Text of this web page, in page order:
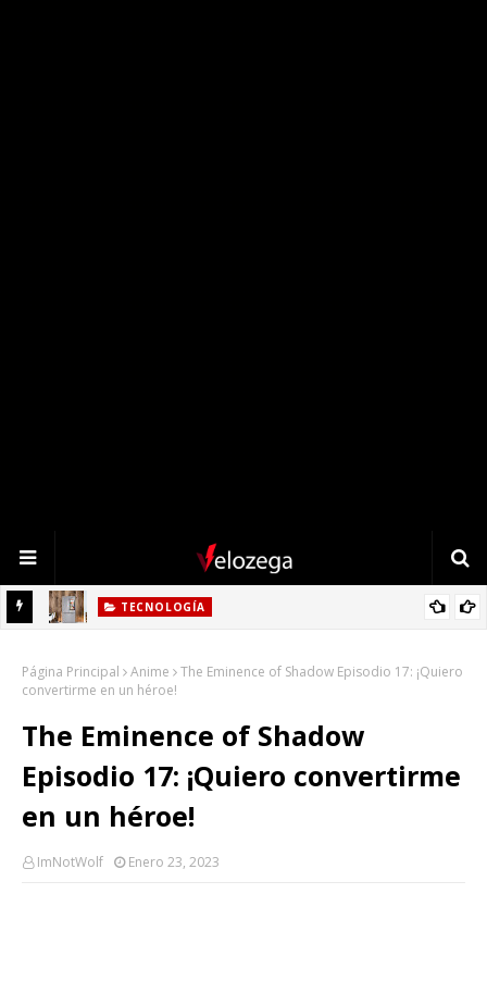
TECNOLOGÍA
Página Principal Anime
The Eminence of Shadow Episodio 17: ¡Quiero
convertirme en un héroe!
The Eminence of Shadow
Episodio 17: ¡Quiero convertirme
en un héroe!
ImNotWolf Enero 23, 2023